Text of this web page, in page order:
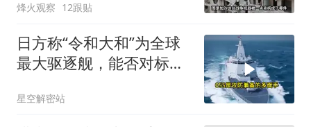
烽火观察 12跟贴
日方称“令和大和”为全球
最大驱逐舰，能否对标
星空解密站